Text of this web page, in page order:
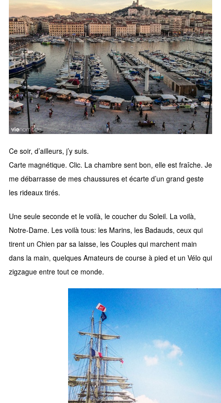
Ce soir, d’ailleurs, j’y suis.
Carte magnétique. Clic. La chambre sent bon, elle est fraîche. Je
me débarrasse de mes chaussures et écarte d’un grand geste
les rideaux tirés.
Une seule seconde et le voilà, le coucher du Soleil. La voilà,
Notre-Dame. Les voilà tous: les Marins, les Badauds, ceux qui
tirent un Chien par sa laisse, les Couples qui marchent main
dans la main, quelques Amateurs de course à pied et un Vélo qui
zigzague entre tout ce monde.